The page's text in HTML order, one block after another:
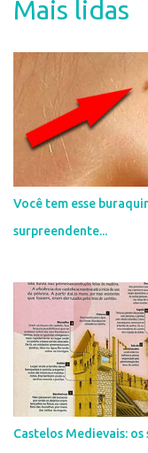
á
i
Mais lidas
Você tem esse
surpreendente...
Castelos Medievais: